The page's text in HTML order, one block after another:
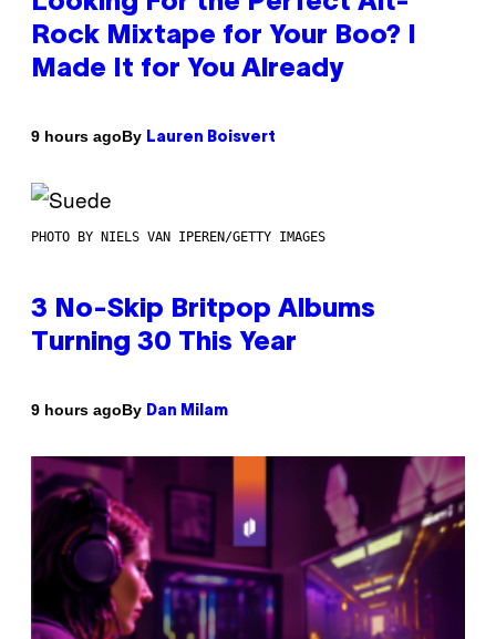
Rock Mixtape for Your Boo? I
Made It for You Already
9 hours agoBy Lauren Boisvert
PHOTO BY NIELS VAN IPEREN/GETTY IMAGES
3 No-Skip Britpop Albums
Turning 30 This Year
9 hours agoBy Dan Milam